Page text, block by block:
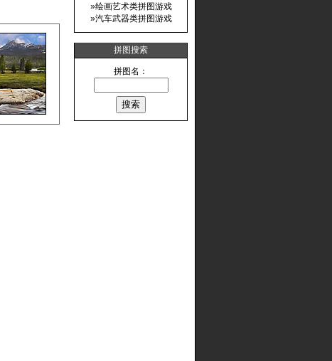
»绘画艺术类拼图游戏
»汽车武器类拼图游戏
拼图搜索
拼图名：